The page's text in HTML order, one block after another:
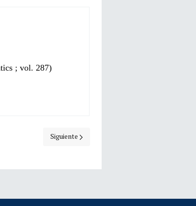
; vol. 287)
Artículo siguiente: Bunke, Ulrich
Siguiente